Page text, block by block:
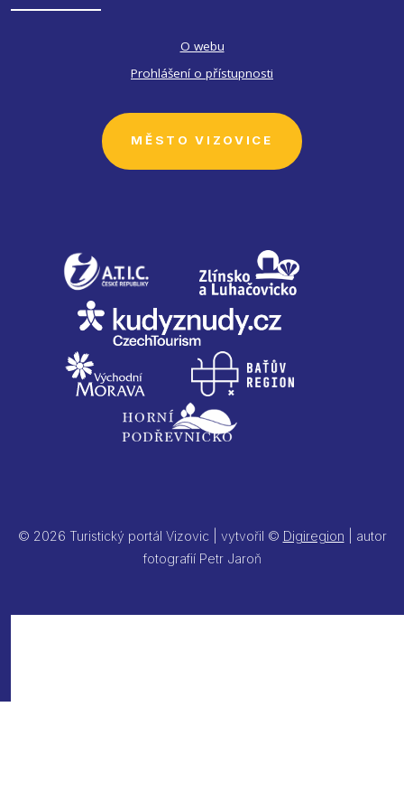
O webu
Prohlášení o přístupnosti
MĚSTO VIZOVICE
© 2026 Turistický portál Vizovic | vytvořil © Digiregion | autor
fotografií Petr Jaroň